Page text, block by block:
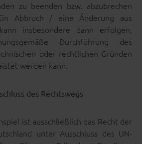
zu beenden bzw. abzubrechen
Abbruch / eine Änderung aus
insbesondere dann erfolgen,
Durchführung des
oder rechtlichen Gründen
werden kann.
des Rechtswegs
ist ausschließlich das Recht der
unter Ausschluss des UN-